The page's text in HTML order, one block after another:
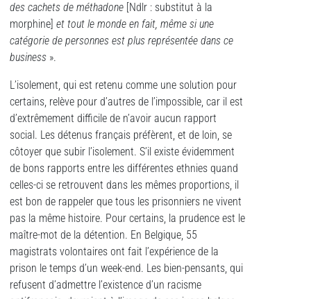
des cachets de méthadone [Ndlr : substitut à la
morphine] et tout le monde en fait, même si une
catégorie de personnes est plus représentée dans ce
business ».
L’isolement, qui est retenu comme une solution pour
certains, relève pour d’autres de l’impossible, car il est
d’extrêmement difficile de n’avoir aucun rapport
social. Les détenus français préfèrent, et de loin, se
côtoyer que subir l’isolement. S’il existe évidemment
de bons rapports entre les différentes ethnies quand
celles-ci se retrouvent dans les mêmes proportions, il
est bon de rappeler que tous les prisonniers ne vivent
pas la même histoire. Pour certains, la prudence est le
maître-mot de la détention. En Belgique, 55
magistrats volontaires ont fait l’expérience de la
prison le temps d’un week-end. Les bien-pensants, qui
refusent d’admettre l’existence d’un racisme